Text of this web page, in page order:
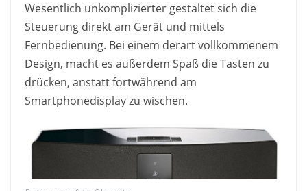
Wesentlich unkomplizierter gestaltet sich die
Steuerung direkt am Gerät und mittels
Fernbedienung. Bei einem derart vollkommenem
Design, macht es außerdem Spaß die Tasten zu
drücken, anstatt fortwährend am
Smartphonedisplay zu wischen.